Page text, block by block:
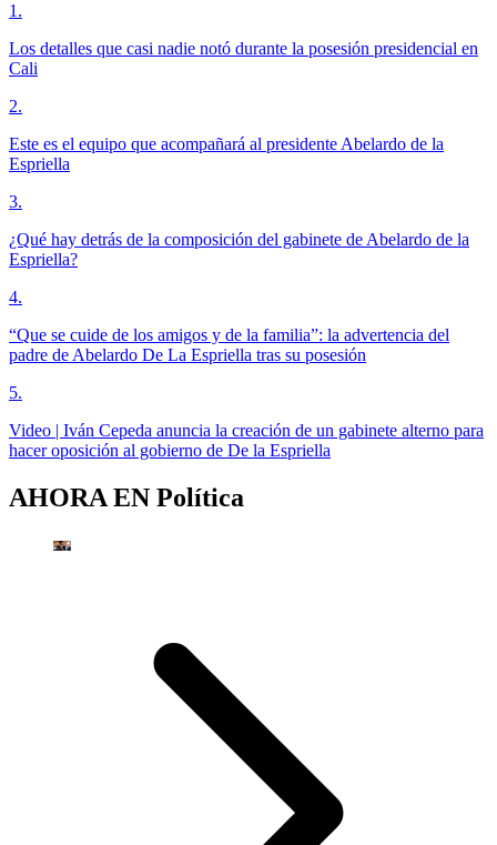
1 .
Los detalles que casi nadie notó durante la posesión presidencial en
Cali
2.
Este es el equipo que acompañará al presidente Abelardo de la
Espriella
3.
¿Qué hay detrás de la composición del gabinete de Abelardo de la
Espriella?
4.
“Que se cuide de los amigos y de la familia”: la advertencia del
padre de Abelardo De La Espriella tras su posesión
5.
Video | Iván Cepeda anuncia la creación de un gabinete alterno para
hacer oposición al gobierno de De la Espriella
AHORA EN Política